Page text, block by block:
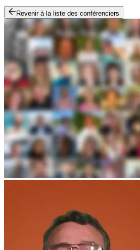
Revenir à la liste des conférenciers